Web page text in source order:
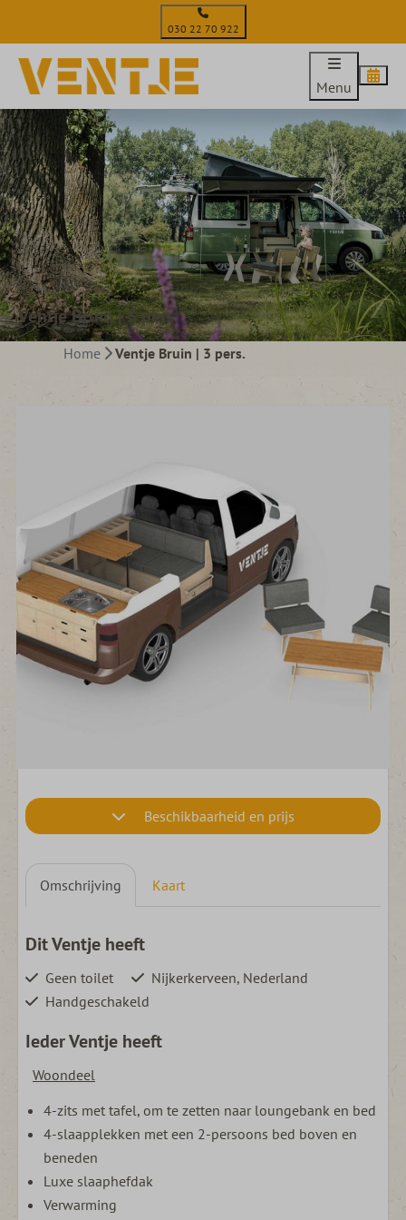
030 22 70 922
Menu
Ventje Bruin | 3 pers.
Home Ventje Bruin | 3 pers.
Beschikbaarheid en prijs
Omschrijving Kaart
Dit Ventje heeft
Geen toilet
Nijkerkerveen, Nederland
Handgeschakeld
Ieder Ventje heeft
Woondeel
4-zits met tafel, om te zetten naar loungebank en bed
4-slaapplekken met een 2-persoons bed boven en
beneden
Luxe slaaphefdak
Verwarming